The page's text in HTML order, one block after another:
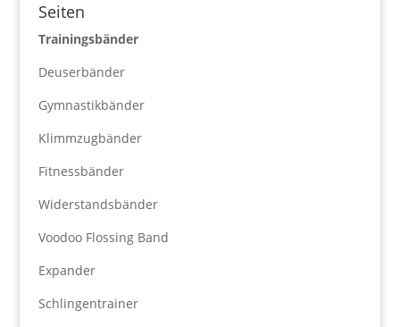
Seiten
Trainingsbänder
Deuserbänder
Gymnastikbänder
Klimmzugbänder
Fitnessbänder
Widerstandsbänder
Voodoo Flossing Band
Expander
Schlingentrainer